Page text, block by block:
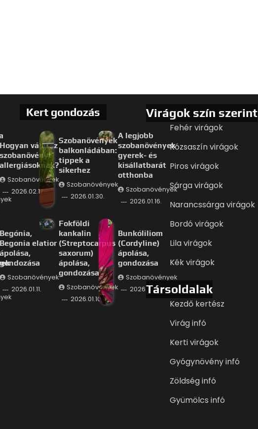
Kert gondozás
Hogyan válassz
szobanövényt
allergiásoknak?
Szobanövények
2026.02.17.
Szobanövények
balkonládában:
tippek a
sikerhez
Szobanövények
2026.01.30.
A legjobb
szobanövények
gyerek- és
kisállatbarát
otthonba
Szobanövények
2026.01.16.
Begónia,
Begonia elatior
ápolása,
Szobanövények
2026.01.11.
Fokföldi
kankalin
(Streptocarpus
saxorum)
ápolása,
gondozása
Szobanövények
2026.01.10.
Bunkóliliom
(Cordyline)
ápolása,
gondozása
Szobanövények
2026.01.09.
Virágok szín szerint
Fehér virágok
Rózsaszín virágok
Piros virágok
Sárga virágok
Narancssárga virágok
Bordó virágok
Lila virágok
Kék virágok
Társoldalak
Kezdő kertész
Virág infó
Kerti virágok
Gyógynövény infó
Zöldség infó
Gyümölcs infó